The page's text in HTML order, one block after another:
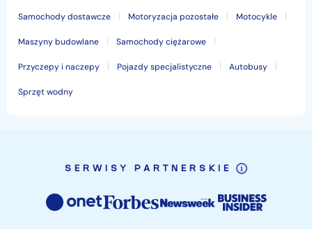
Samochody dostawcze Motoryzacja pozostałe Motocykle
Maszyny budowlane Samochody ciężarowe
Przyczepy i naczepy Pojazdy specjalistyczne Autobusy
Sprzęt wodny
SERWISY PARTNERSKIE